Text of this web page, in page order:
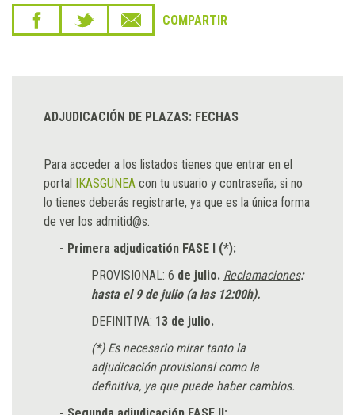
COMPARTIR
ADJUDICACIÓN DE PLAZAS: FECHAS
Para acceder a los listados tienes que entrar en el
portal IKASGUNEA con tu usuario y contraseña; si no
lo tienes deberás registrarte, ya que es la única forma
de ver los admitid@s.
- Primera adjudicatión FASE I (*):
PROVISIONAL: 6 de julio. Reclamaciones:
hasta el 9 de julio (a las 12:00h).
DEFINITIVA: 13 de julio.
(*) Es necesario mirar tanto la
adjudicación provisional como la
definitiva, ya que puede haber cambios.